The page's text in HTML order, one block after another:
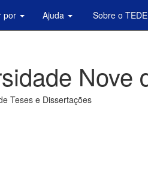
por Ajuda Sobre o TEDE
Nove
Teses e Dissertações